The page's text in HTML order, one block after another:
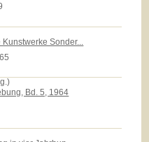
Sonder...
Bd. 5, 1964